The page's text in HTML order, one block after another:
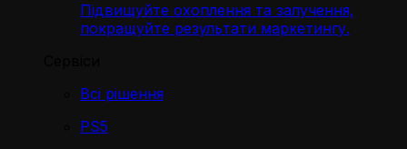
Підвищуйте охоплення та залучення,
покращуйте результати маркетингу.
Всі рішення
PS5